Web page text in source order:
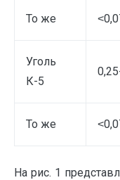
То же
Уголь
К-5
То же
На рис. 1